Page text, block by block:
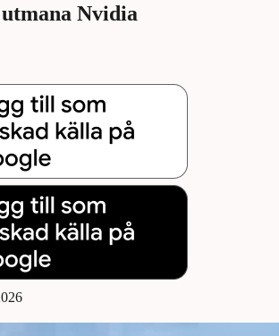
Nvidia